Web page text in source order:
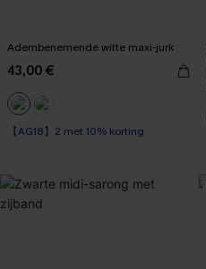
Adembenemende witte maxi-jurk
43,00 €
【AG18】2 met 10% korting